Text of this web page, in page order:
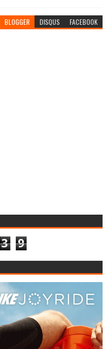
BLOGGER DISQUS FACEBOOK
3 9